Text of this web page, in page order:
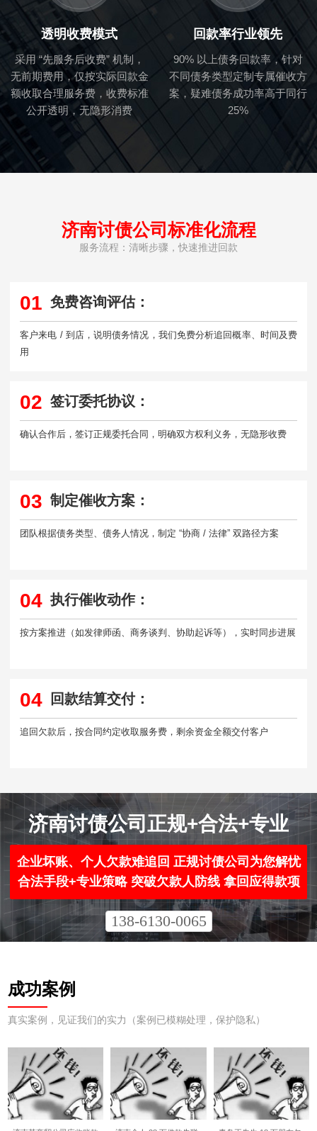
透明收费模式
采用 “先服务后收费” 机制，
无前期费用，仅按实际回款金
额收取合理服务费，收费标准
公开透明，无隐形消费
回款率行业领先
90% 以上债务回款率，针对
不同债务类型定制专属催收方
案，疑难债务成功率高于同行
25%
济南讨债公司标准化流程
服务流程：清晰步骤，快速推进回款
01 免费咨询评估：
客户来电 / 到店，说明债务情况，我们免费分析追回概率、时间及费
用
02 签订委托协议：
确认合作后，签订正规委托合同，明确双方权利义务，无隐形收费
03 制定催收方案：
团队根据债务类型、债务人情况，制定 “协商 / 法律” 双路径方案
04 执行催收动作：
按方案推进（如发律师函、商务谈判、协助起诉等），实时同步进展
04 回款结算交付：
追回欠款后，按合同约定收取服务费，剩余资金全额交付客户
济南讨债公司正规+合法+专业
企业坏账、个人欠款难追回 正规讨债公司为您解忧
合法手段+专业策略 突破欠款人防线 拿回应得款项
138-6130-0065
成功案例
真实案例，见证我们的实力（案例已模糊处理，保护隐私）